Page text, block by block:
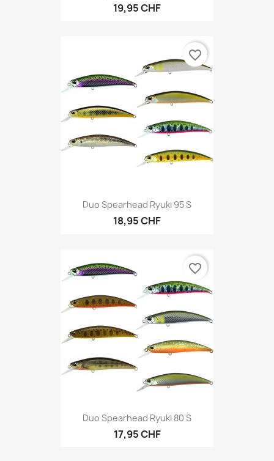
19,95 CHF
Duo Spearhead Ryuki 95 S
18,95 CHF
favorite_border
Duo Spearhead Ryuki 80 S
17,95 CHF
favorite_border